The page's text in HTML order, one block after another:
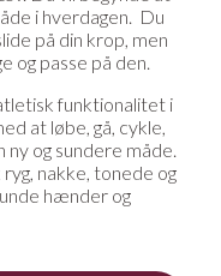
i hverdagen. Du
på din krop, men
og passe på den.
funktionalitet i
at løbe, gå, cykle,
og sundere måde.
nakke, tonede og
hænder og